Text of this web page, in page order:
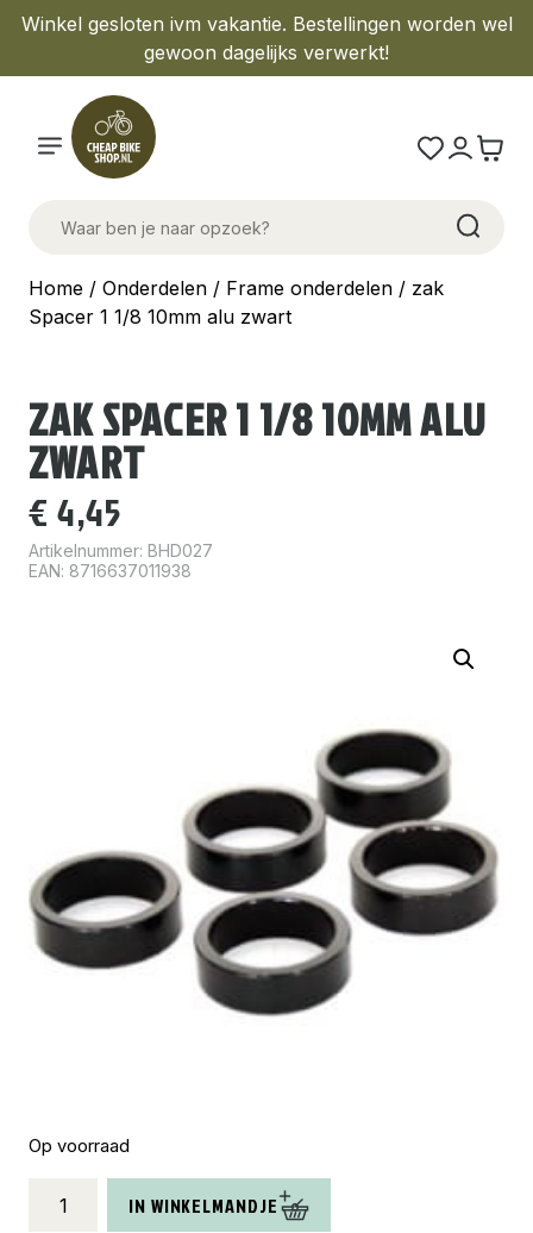
Winkel gesloten ivm vakantie. Bestellingen worden wel
gewoon dagelijks verwerkt!
Home / Onderdelen / Frame onderdelen / zak
Spacer 1 1/8 10mm alu zwart
ZAK SPACER 1 1/8 10MM ALU
ZWART
€ 4,45
Artikelnummer: BHD027
EAN: 8716637011938
Op voorraad
Spacer
IN WINKELMANDJE